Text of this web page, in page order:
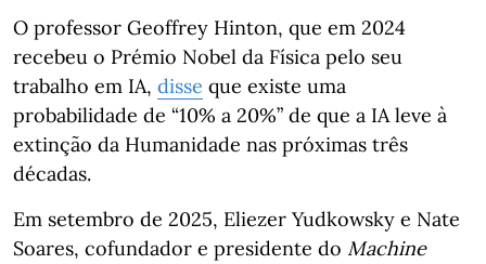
O professor Geoffrey Hinton, que em 2024
recebeu o Prémio Nobel da Física pelo seu
trabalho em IA, disse que existe uma
probabilidade de “10% a 20%” de que a IA leve à
extinção da Humanidade nas próximas três
décadas.
Em setembro de 2025, Eliezer Yudkowsky e Nate
Soares, cofundador e presidente do Machine